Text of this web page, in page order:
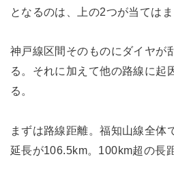
となるのは、上の2つが当てはま
神戸線区間そのものにダイヤが
る。それに加えて他の路線に起
る。
まずは路線距離。福知山線全体
延長が106.5km。100km超の長